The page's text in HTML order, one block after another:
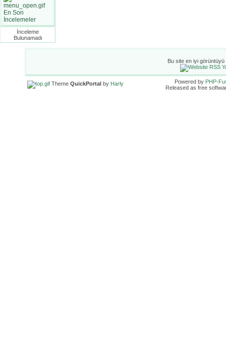
En Son
İncelemeler
İnceleme
Bulunamadı
Bu site en iyi görüntüyü
Theme QuickPortal by Harly Powered by PHP-
Released as free